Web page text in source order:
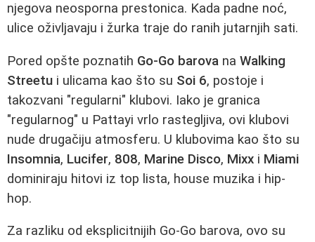
njegova neosporna prestonica. Kada padne noć,
ulice oživljavaju i žurka traje do ranih jutarnjih sati.
Pored opšte poznatih Go-Go barova na Walking
Streetu i ulicama kao što su Soi 6, postoje i
takozvani "regularni" klubovi. Iako je granica
"regularnog" u Pattayi vrlo rastegljiva, ovi klubovi
nude drugačiju atmosferu. U klubovima kao što su
Insomnia, Lucifer, 808, Marine Disco, Mixx i Miami
dominiraju hitovi iz top lista, house muzika i hip-
hop.
Za razliku od eksplicitnijih Go-Go barova, ovo su